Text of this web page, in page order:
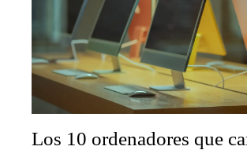
Los 10 ordenadores que